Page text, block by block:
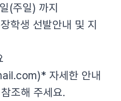
(주일) 까지
학생 선발안내 및 지
)* 자세한 안내
조해 주세요.